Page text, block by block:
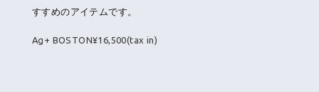
すすめのアイテムです。
Ag+ BOSTON¥16,500(tax in)